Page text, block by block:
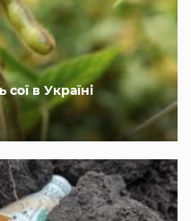
в Україні